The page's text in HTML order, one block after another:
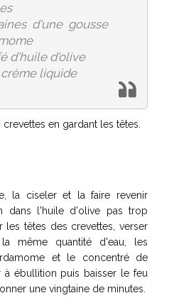
d'une gousse
d'huile d'olive
crème liquide
en gardant les têtes.
la ciseler et la faire revenir
dans l'huile d'olive pas trop
les têtes des crevettes, verser
même quantité d'eau, les
et le concentré de
à ébullition puis baisser le feu
une vingtaine de minutes.